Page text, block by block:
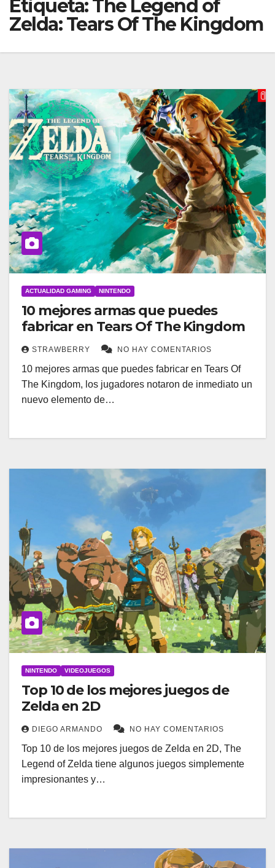
Etiqueta:The Legend of
Zelda: Tears Of The Kingdom
ACTUALIDAD GAMING NINTENDO
10 mejores armas que puedes
fabricar en Tears Of The Kingdom
STRAWBERRY NO HAY COMENTARIOS
10 mejores armas que puedes fabricar en Tears Of
The Kingdom, los jugadores notaron de inmediato un
nuevo elemento de…
NINTENDO VIDEOJUEGOS
Top 10 de los mejores juegos de
Zelda en 2D
DIEGO ARMANDO NO HAY COMENTARIOS
Top 10 de los mejores juegos de Zelda en 2D, The
Legend of Zelda tiene algunos juegos simplemente
impresionantes y…